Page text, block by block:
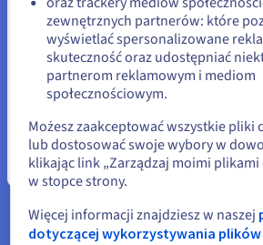
Interface) i OpenMP (Open Multi-
frameworki do tworzenia
umożliwiając programistom ekspresję
równoległości właściwej dla ich kodu.
Specjalistyczne biblioteki i algorytmy są
kątem środowisk superkomputerowych,
wydajnych rozwiązań do codziennych
Połączenie oprogramowania i
superkomputerom na efektywne
mocy obliczeniowej do rozwiązywania
Pozostań na bieżącej stronie
Wybierz inną stronę
zewnętrznych partnerów: które
wyświetlać spersonalizowane
skuteczność oraz udostępniać
partnerom reklamowym i mediom
społecznościowym.
Możesz zaakceptować wszystkie pliki
lub dostosować swoje wybory w
klikając link „Zarządzaj moimi
w stopce strony.
Więcej informacji znajdziesz w naszej
dotyczącej wykorzystywania